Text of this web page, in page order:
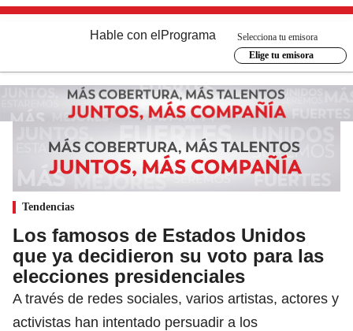
Hable con el Programa
Selecciona tu emisora
Elige tu emisora
Tendencias
Los famosos de Estados Unidos
que ya decidieron su voto para las
elecciones presidenciales
A través de redes sociales, varios artistas, actores y
activistas han intentado persuadir a los